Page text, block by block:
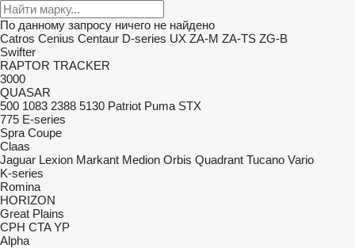
По данному запросу ничего не найдено
Catros Cenius Centaur D-series UX ZA-M ZA-TS ZG-B
Swifter
RAPTOR TRACKER
3000
QUASAR
500 1083 2388 5130 Patriot Puma STX
775 E-series
Spra Coupe
Claas
Jaguar Lexion Markant Medion Orbis Quadrant Tucano Vario
K-series
Romina
HORIZON
Great Plains
CPH CTA YP
Alpha